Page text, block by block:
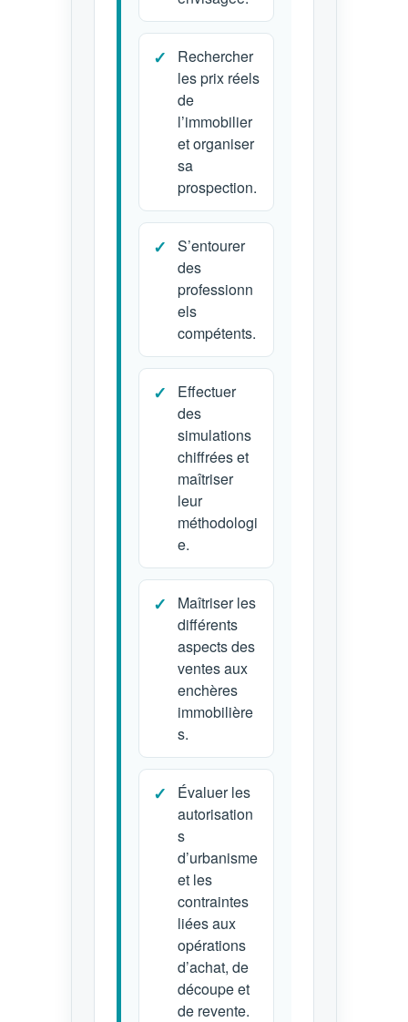
Rechercher
les prix réels
de
l’immobilier
et organiser
sa
prospection.
S’entourer
des
professionn
els
compétents.
Effectuer
des
simulations
chiffrées et
maîtriser
leur
méthodologi
e.
Maîtriser les
différents
aspects des
ventes aux
enchères
immobilière
s.
Évaluer les
autorisation
s
d’urbanisme
et les
contraintes
liées aux
opérations
d’achat, de
découpe et
de revente.